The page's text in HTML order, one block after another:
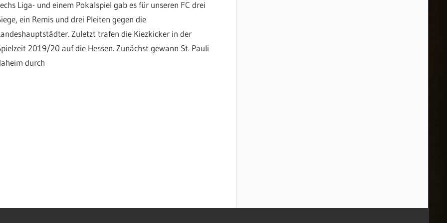
Liga- und einem Pokalspiel gab es für unseren FC drei
ein Remis und drei Pleiten gegen die
Zuletzt trafen die Kiezkicker in der
2019/20 auf die Hessen. Zunächst gewann St. Pauli
durch